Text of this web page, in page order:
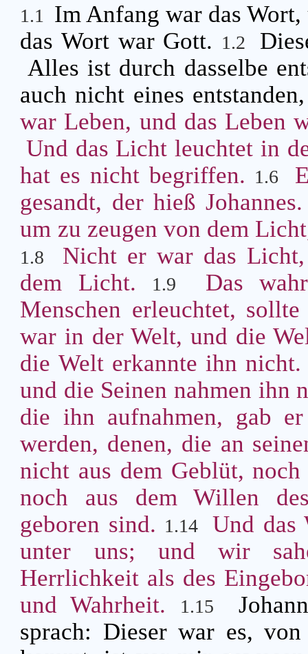
1.1 Im Anfang war das
das Wort war Gott. 1.2
Alles ist durch dasselbe
auch nicht eines
war Leben, und das Leben
Und das Licht leuchtet in
hat es nicht begriffen. 1.6
gesandt, der hieß
um zu zeugen von dem
1.8
Nicht er war das
dem Licht.
1.9
Das
Menschen erleuchtet,
war in der Welt, und die
die Welt erkannte ihn
und die Seinen nahmen ihn
die ihn aufnahmen, gab
werden, denen, die an
nicht aus dem Geblüt,
noch aus dem Willen
geboren sind. 1.14
Und das
unter uns; und wir
Herrlichkeit als des
und Wahrheit.
1.15
sprach: Dieser war es,